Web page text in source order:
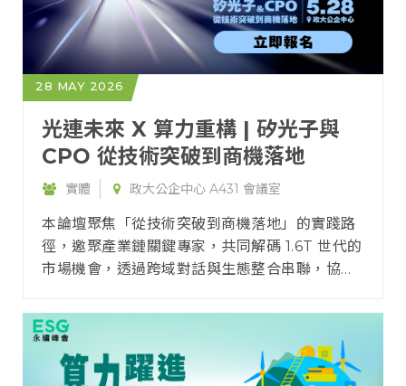
28 MAY 2026
光連未來 X 算力重構 | 矽光子與
CPO 從技術突破到商機落地
實體 政大公企中心 A431 會議室
本論壇聚焦「從技術突破到商機落地」的實踐路
徑，邀聚產業鏈關鍵專家，共同解碼 1.6T 世代的
市場機會，透過跨域對話與生態整合串聯，協助
局，從技術領先邁向商機變現，構築可持續的競
爭優勢。